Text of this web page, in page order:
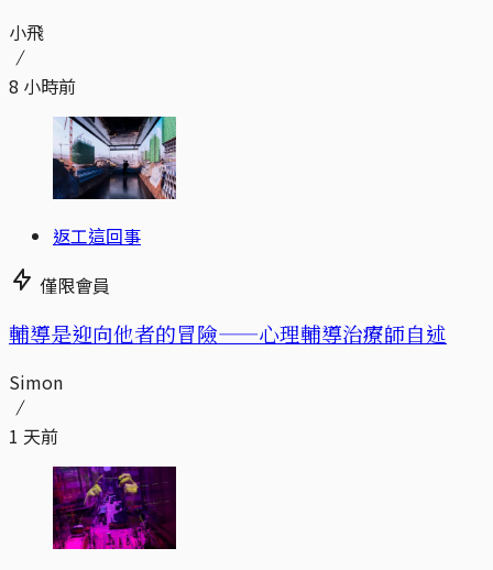
小飛
8 小時前
返工這回事
僅限會員
輔導是迎向他者的冒險——心理輔導治療師自述
Simon
1 天前